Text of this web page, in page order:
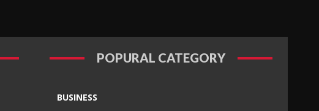
POPURAL CATEGORY
BUSINESS